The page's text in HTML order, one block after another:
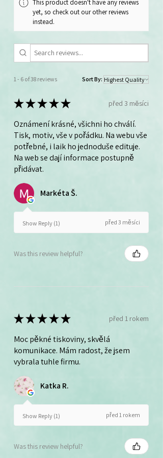
This product doesn't have any reviews
yet, so check out our other reviews
instead.
1 - 6 of 38 reviews Sort By:
★★★★★ před 3 měsíci
Oznámení krásné, všichni ho chválí.
Tisk, motiv, vše v pořádku. Na webu vše
potřebné, i laik ho jednoduše edituje.
Na web se dají informace postupně
přidávat.
Markéta Š.
Show Reply (1) před 3 měsíci
Was this review helpful?
★★★★★ před 1 rokem
Moc pěkné tiskoviny, skvělá
komunikace. Mám radost, že jsem
vybrala tuhle firmu.
Katka R.
Show Reply (1) před 1 rokem
Was this review helpful?